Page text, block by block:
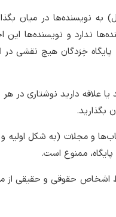
به نویسنده‌ها در میان
ندارد و نویسنده‌ها این
پایگاه خِرَدگان هیچ
یا علاقه دارید نوشتاری در
بگذارید.
و مجلات (به شکل
ممنوع است.
اشخاص حقوقی و حقیقی از